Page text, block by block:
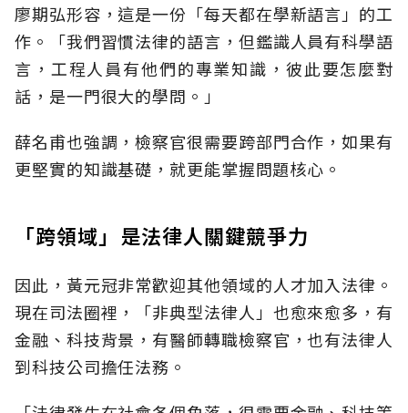
廖期弘形容，這是一份「每天都在學新語言」的工
作。「我們習慣法律的語言，但鑑識人員有科學語
言，工程人員有他們的專業知識，彼此要怎麼對
話，是一門很大的學問。」
薛名甫也強調，檢察官很需要跨部門合作，如果有
更堅實的知識基礎，就更能掌握問題核心。
「跨領域」是法律人關鍵競爭力
因此，黃元冠非常歡迎其他領域的人才加入法律。
現在司法圈裡，「非典型法律人」也愈來愈多，有
金融、科技背景，有醫師轉職檢察官，也有法律人
到科技公司擔任法務。